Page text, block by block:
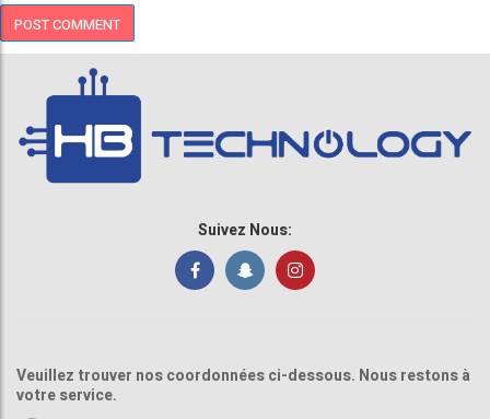
Suivez Nous:
Veuillez trouver nos coordonnées ci-dessous. Nous restons à
votre service.